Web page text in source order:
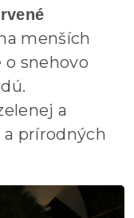
menších
snehovo
a
prírodných